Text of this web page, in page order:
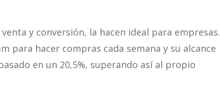
y conversión, la hacen ideal para empresas.
para hacer compras cada semana y su alcance
en un 20,5%, superando así al propio